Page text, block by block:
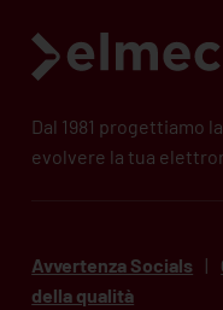
Dal 1981 progettiamo
evolvere la tua
Avvertenza Socials |
della qualità